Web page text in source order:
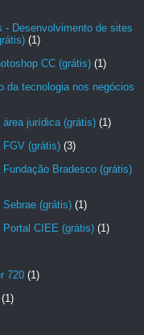
- Desenvolvimento de sites
(1)
CC (grátis) (1)
da tecnologia nos negócios
jurídica (grátis) (1)
FGV (grátis) (3)
Bradesco (grátis)
(grátis) (1)
Portal CIEE (grátis) (1)
720 (1)
(1)